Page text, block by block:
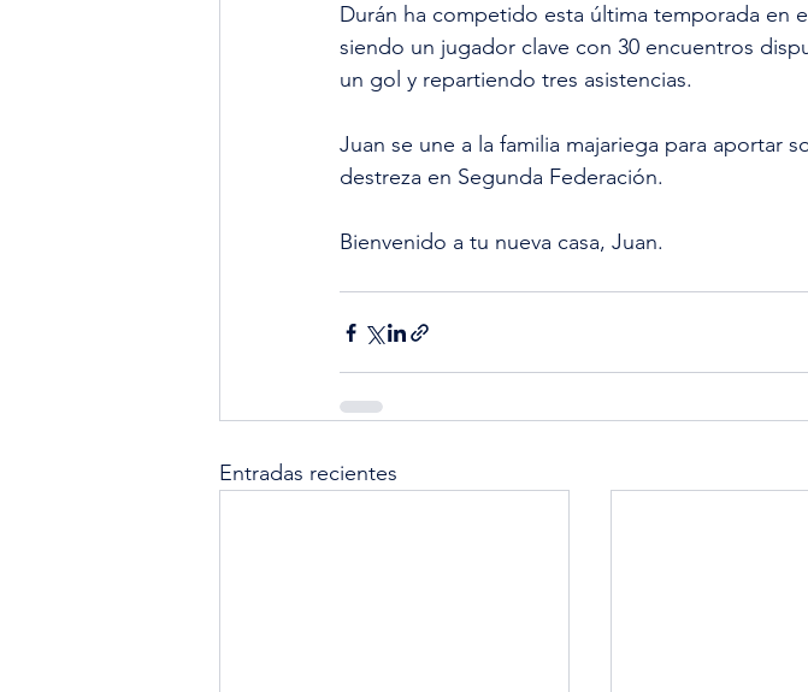
Durán ha competido esta última temporada en
siendo un jugador clave con 30 encuentros
un gol y repartiendo tres asistencias.
Juan se une a la familia majariega para aportar
destreza en Segunda Federación.
Bienvenido a tu nueva casa, Juan.
Entradas recientes